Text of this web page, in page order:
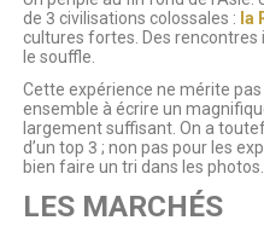
de 3 civilisations colossales : la
cultures fortes. Des
le souffle.
Cette expérience ne mérite pas
ensemble à écrire un
largement suffisant. On a
d’un top 3 ; non pas pour les
bien faire un tri dans les
LES MARCHÉS